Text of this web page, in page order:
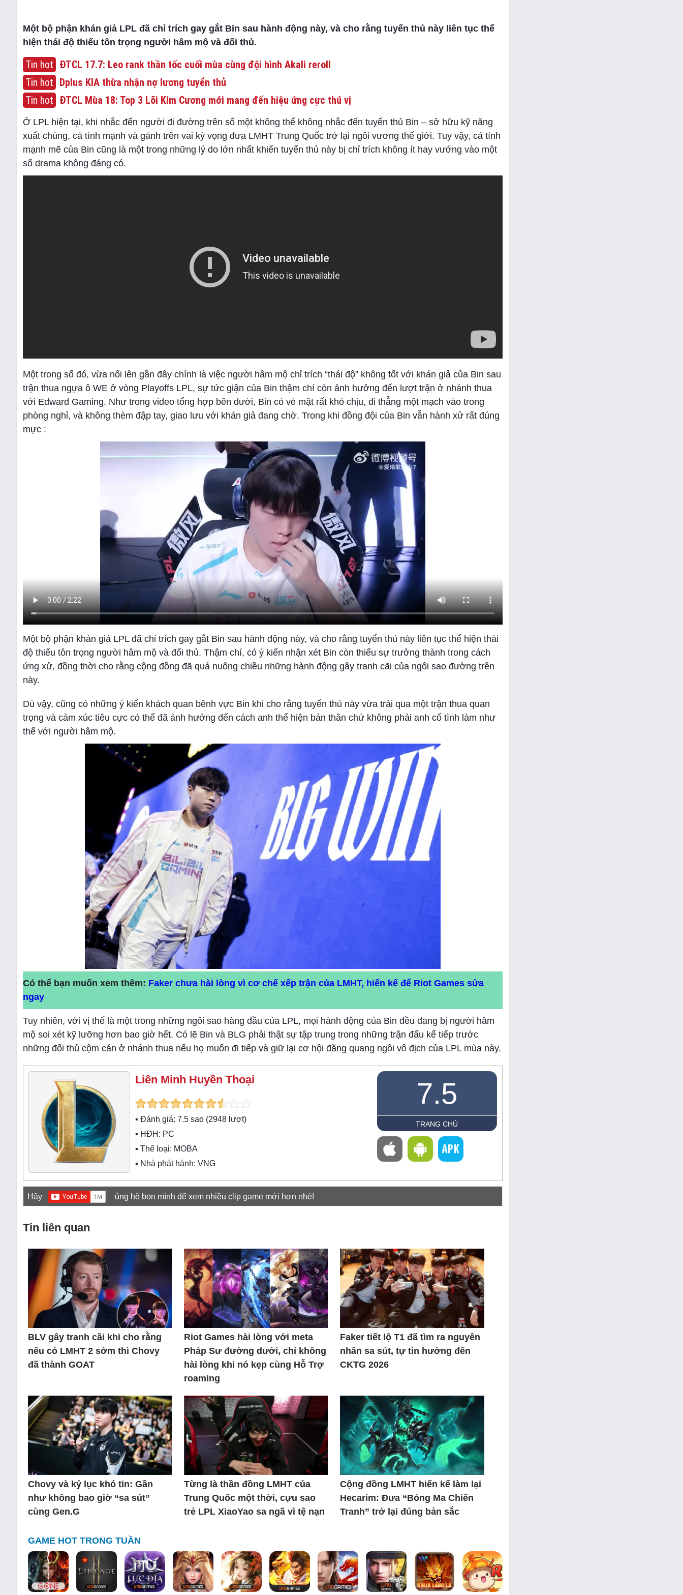
Một bộ phận khán giả LPL đã chỉ trích gay gắt Bin sau hành động này, và cho rằng tuyển thủ này liên tục thể
hiện thái độ thiếu tôn trọng người hâm mộ và đối thủ.
Tin hot ĐTCL 17.7: Leo rank thần tốc cuối mùa cùng đội hình Akali reroll
Tin hot Dplus KIA thừa nhận nợ lương tuyển thủ
Tin hot ĐTCL Mùa 18: Top 3 Lõi Kim Cương mới mang đến hiệu ứng cực thú vị
Ở LPL hiện tại, khi nhắc đến người đi đường trên số một không thể không nhắc đến tuyển thủ Bin – sở hữu kỹ năng
xuất chúng, cá tính mạnh và gánh trên vai kỳ vọng đưa LMHT Trung Quốc trở lại ngôi vương thế giới. Tuy vậy, cá tính
mạnh mẽ của Bin cũng là một trong những lý do lớn nhất khiến tuyển thủ này bị chỉ trích không ít hay vướng vào một
số drama không đáng có.
Một trong số đó, vừa nổi lên gần đây chính là việc người hâm mộ chỉ trích “thái độ” không tốt với khán giả của Bin sau
trận thua ngựa ô WE ở vòng Playoffs LPL, sự tức giận của Bin thậm chí còn ảnh hưởng đến lượt trận ở nhánh thua
với Edward Gaming. Như trong video tổng hợp bên dưới, Bin có vẻ mặt rất khó chịu, đi thẳng một mạch vào trong
phòng nghỉ, và không thèm đập tay, giao lưu với khán giả đang chờ. Trong khi đồng đội của Bin vẫn hành xử rất đúng
mực :
Một bộ phận khán giả LPL đã chỉ trích gay gắt Bin sau hành động này, và cho rằng tuyển thủ này liên tục thể hiện thái
độ thiếu tôn trọng người hâm mộ và đối thủ. Thậm chí, có ý kiến nhận xét Bin còn thiếu sự trưởng thành trong cách
ứng xử, đồng thời cho rằng cộng đồng đã quá nuông chiều những hành động gây tranh cãi của ngôi sao đường trên
này.
Dù vậy, cũng có những ý kiến khách quan bênh vực Bin khi cho rằng tuyển thủ này vừa trải qua một trận thua quan
trọng và cảm xúc tiêu cực có thể đã ảnh hưởng đến cách anh thể hiện bản thân chứ không phải anh cố tình làm như
thế với người hâm mộ.
Có thể bạn muốn xem thêm: Faker chưa hài lòng vì cơ chế xếp trận của LMHT, hiến kế để Riot Games sửa
ngay
Tuy nhiên, với vị thế là một trong những ngôi sao hàng đầu của LPL, mọi hành động của Bin đều đang bị người hâm
mộ soi xét kỹ lưỡng hơn bao giờ hết. Có lẽ Bin và BLG phải thật sự tập trung trong những trận đấu kế tiếp trước
những đối thủ cộm cán ở nhánh thua nếu họ muốn đi tiếp và giữ lại cơ hội đăng quang ngôi vô địch của LPL mùa này.
Liên Minh Huyền Thoại
▪ Đánh giá: 7.5 sao (2948 lượt)
▪ HĐH: PC
▪ Thể loại: MOBA
▪ Nhà phát hành: VNG
7.5
TRANG CHỦ
Hãy ủng hộ bọn mình để xem nhiều clip game mới hơn nhé!
Tin liên quan
BLV gây tranh cãi khi cho rằng
nếu có LMHT 2 sớm thì Chovy
đã thành GOAT
Riot Games hài lòng với meta
Pháp Sư đường dưới, chỉ không
hài lòng khi nó kẹp cùng Hỗ Trợ
roaming
Faker tiết lộ T1 đã tìm ra nguyên
nhân sa sút, tự tin hướng đến
CKTG 2026
Chovy và kỷ lục khó tin: Gần
như không bao giờ “sa sút”
cùng Gen.G
Từng là thần đồng LMHT của
Trung Quốc một thời, cựu sao
trẻ LPL XiaoYao sa ngã vì tệ nạn
Cộng đồng LMHT hiến kế làm lại
Hecarim: Đưa “Bóng Ma Chiến
Tranh” trở lại đúng bản sắc
GAME HOT TRONG TUẦN